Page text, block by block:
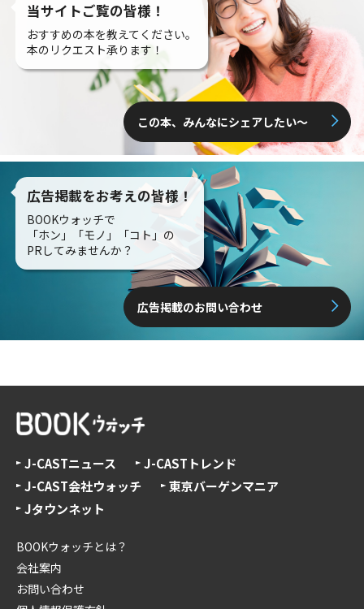
当サイトご覧の皆様！
おすすめの本を教えてください。
本のリクエスト承ります！
この本、みんなにシェアしたい〜
広告掲載をお考えの皆様！
BOOKウォッチで
「ホン」「モノ」「コト」の
PRしてみませんか？
広告掲載のお問い合わせ
J-CASTニュース
J-CASTトレンド
J-CAST会社ウォッチ
東京バーゲンマニア
Jタウンネット
BOOKウォッチとは？
会社案内
お問い合わせ